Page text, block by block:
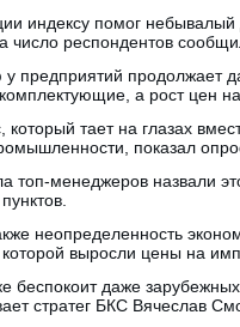
индексу помог
число респондентов
предприятий продолжает
а рост цен
который тает на глазах
показал
топ-менеджеров назвали
неопределенность
выросли цены на
беспокоит даже
стратег БКС Вячеслав